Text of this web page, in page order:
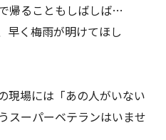
帰ることもしばしば…
早く梅雨が明けてほし
現場には「あの人がいない
スーパーベテランはいませ